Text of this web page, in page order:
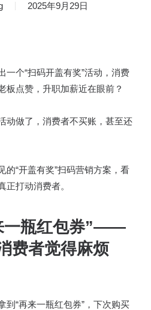
2025年9月29日
一个“扫码开盖有奖”活动，消费
板点赞，升职加薪近在眼前？
动做了，消费者不买账，甚至还
的“开盖有奖”扫码营销方案，看
正打动消费者。
一瓶红包券”——
费者觉得麻烦
到“再来一瓶红包券”，下次购买